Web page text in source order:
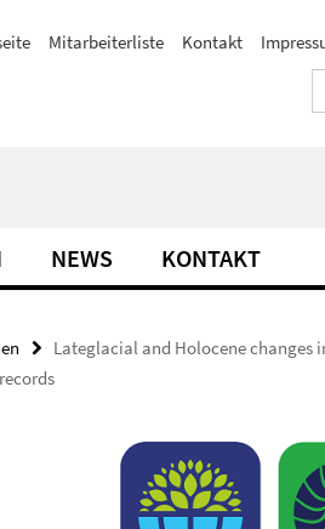
Mitarbeiterliste Kontakt
NEWS KONTAKT
Lateglacial and Holocene changes